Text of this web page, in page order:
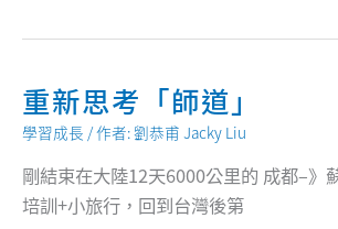
劉
找
到
自
己
最
喜
歡
做
重新思考「師道」
學習成長 / 作者:劉恭甫 Jacky Liu
剛結束在大陸12天6000公里的 成都–》
培訓+小旅行，回到台灣後第